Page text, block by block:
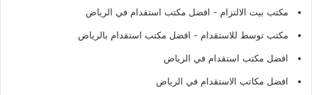
مكتب بيت الالتزام - افضل مكتب استقدام في الرياض
مكتب توسط للاستقدام - افضل مكتب استقدام بالرياض
افضل مكتب استقدام في الرياض
افضل مكاتب الاستقدام في الرياض